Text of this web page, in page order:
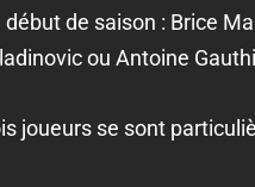
de saison : Brice
ou Antoine
joueurs se sont